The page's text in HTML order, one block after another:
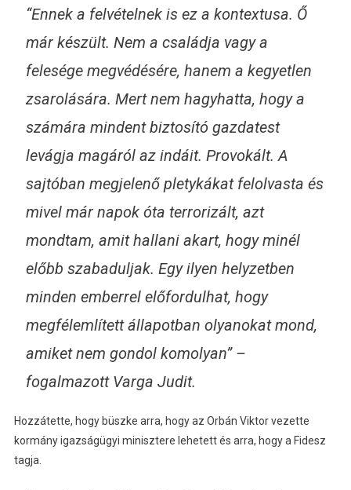
“Ennek a felvételnek is ez a kontextusa. Ő
már készült. Nem a családja vagy a
felesége megvédésére, hanem a kegyetlen
zsarolására. Mert nem hagyhatta, hogy a
számára mindent biztosító gazdatest
levágja magáról az indáit. Provokált. A
sajtóban megjelenő pletykákat felolvasta és
mivel már napok óta terrorizált, azt
mondtam, amit hallani akart, hogy minél
előbb szabaduljak. Egy ilyen helyzetben
minden emberrel előfordulhat, hogy
megfélemlített állapotban olyanokat mond,
amiket nem gondol komolyan” –
fogalmazott Varga Judit.
Hozzátette, hogy büszke arra, hogy az Orbán Viktor vezette
kormány igazságügyi minisztere lehetett és arra, hogy a Fidesz
tagja.